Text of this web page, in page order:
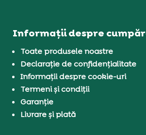
Informații despre
Toate produsele noastre
Declarație de confidențialitate
Informații despre cookie-uri
Termeni și condiții
Garanție
Livrare și plată